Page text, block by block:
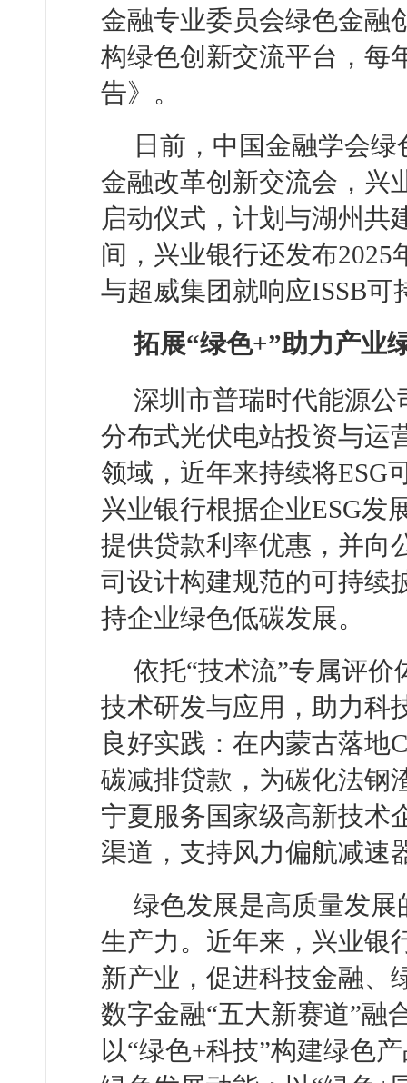
金融专业委员会绿色金融
构绿色创新交流平台，每
告》。
日前，中国金融学会
金融改革创新交流会，兴
启动仪式，计划与湖州共
间，兴业银行还发布
与超威集团就响应ISSB
拓展“绿色+”助力产业
深圳市普瑞时代能源
分布式光伏电站投资与运
领域，近年来持续将ESG
兴业银行根据企业ESG发
提供贷款利率优惠，并向
司设计构建规范的可持续
持企业绿色低碳发展。
依托“技术流”专属评
技术研发与应用，助力科
良好实践：在内蒙古落地
碳减排贷款，为碳化法钢
宁夏服务国家级高新技术
渠道，支持风力偏航减速
绿色发展是高质量发
生产力。近年来，兴业银
新产业，促进科技金融、
数字金融“五大新赛道”融
以“绿色+科技”构建绿色